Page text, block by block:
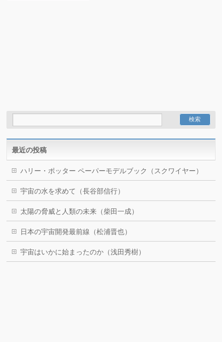
最近の投稿
ハリー・ポッター ペーパーモデルブック（スクワイヤー）
宇宙の水を求めて（長谷部信行）
太陽の脅威と人類の未来（柴田一成）
日本の宇宙開発最前線（松浦晋也）
宇宙はいかに始まったのか（浅田秀樹）